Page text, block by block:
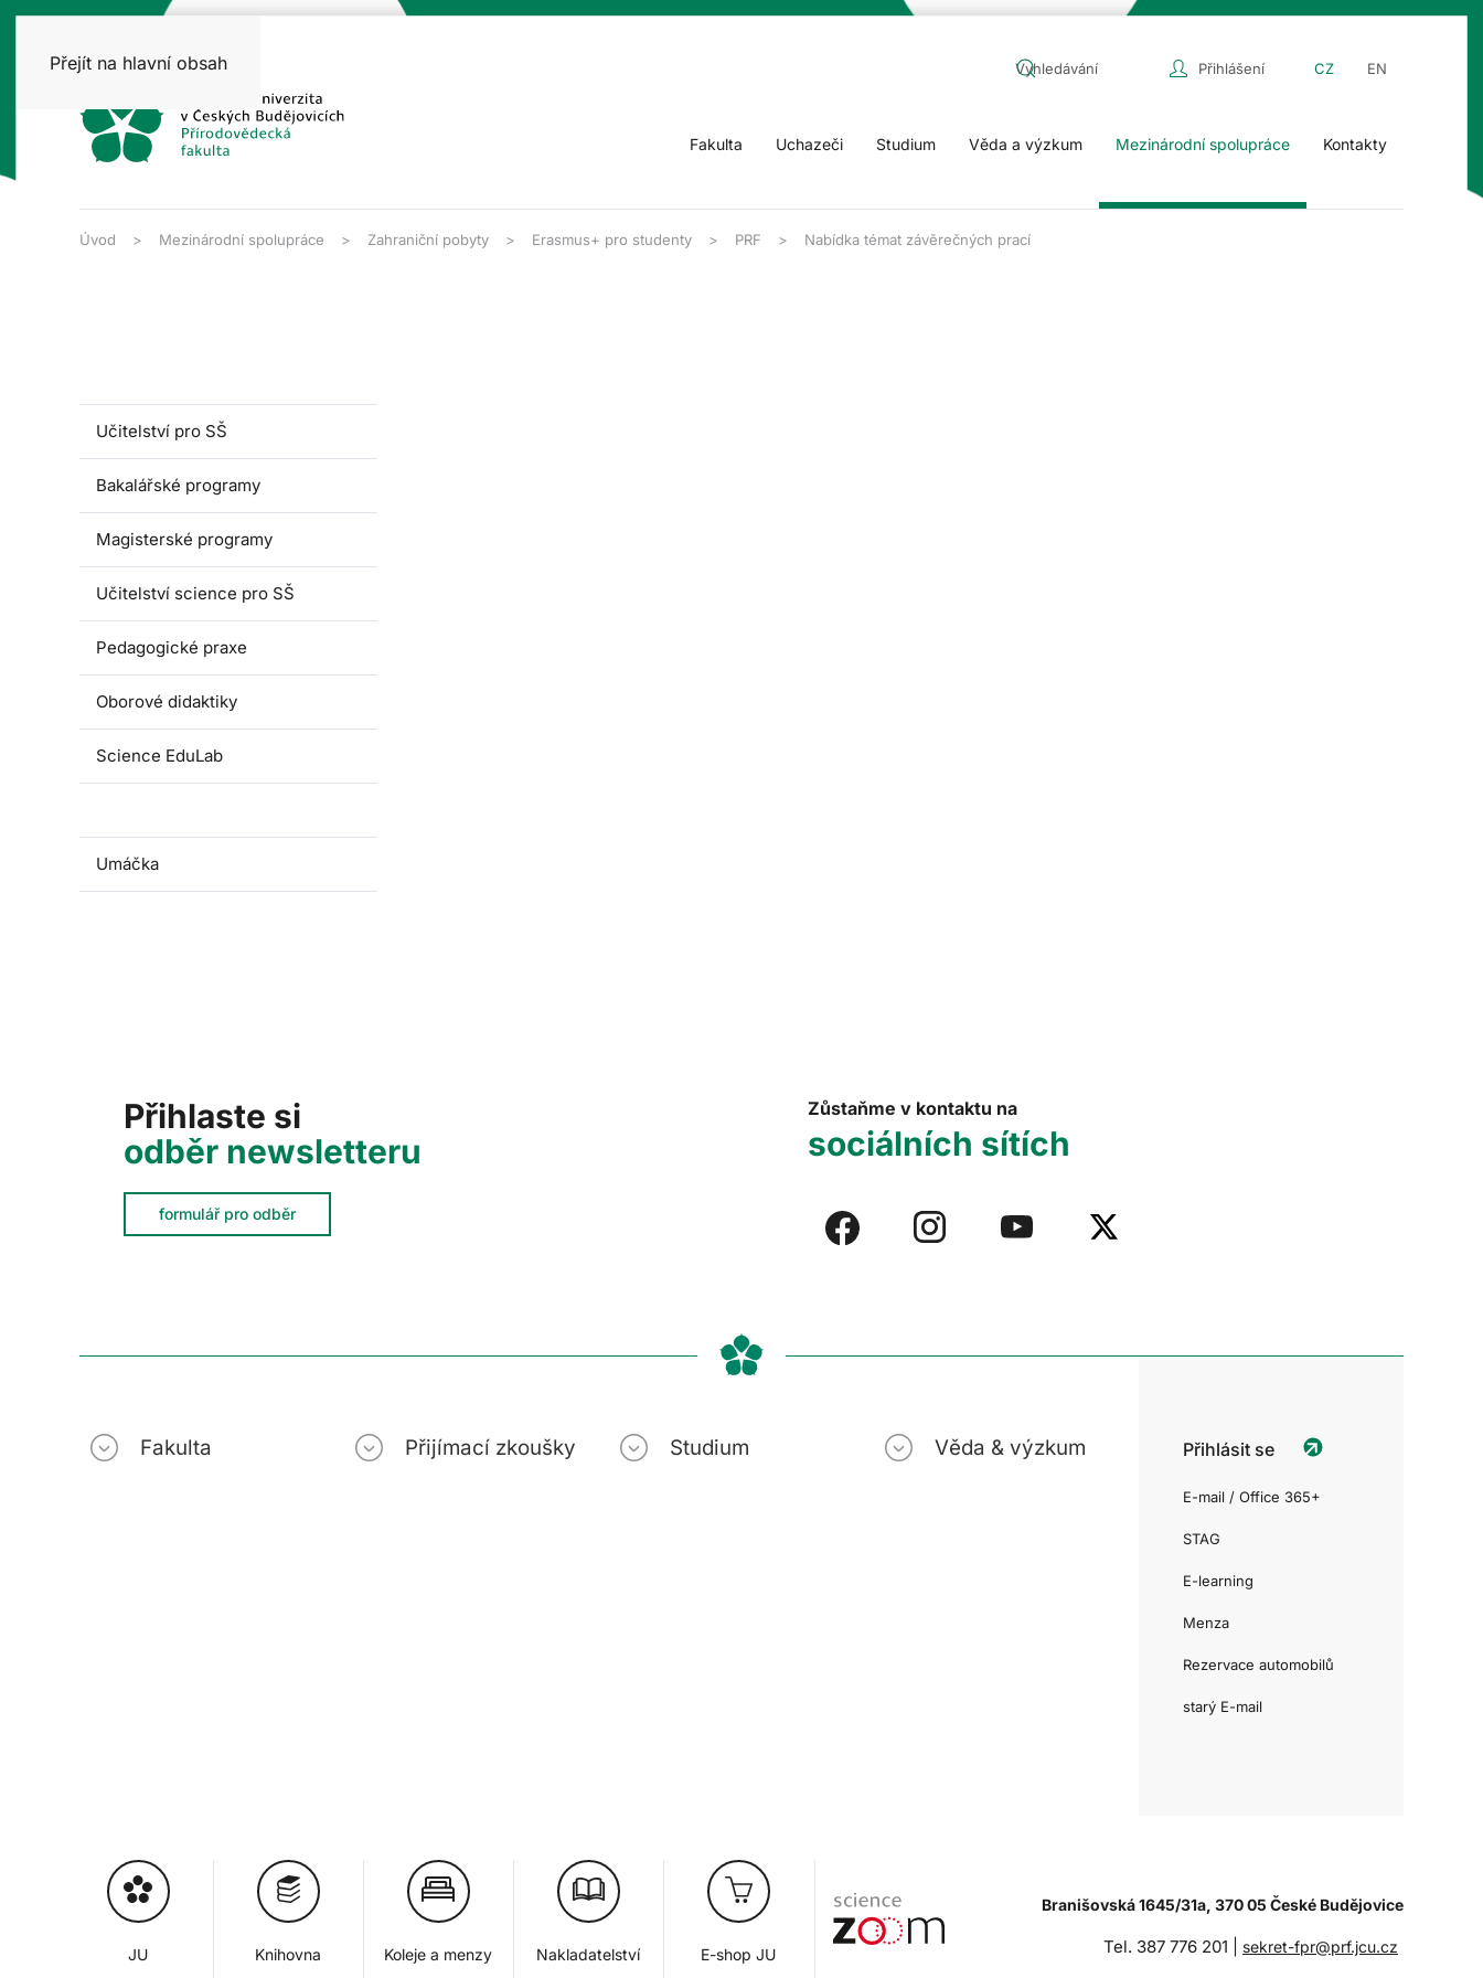
Přejít na hlavní obsah Přihlášení CZ EN
Fakulta Uchazeči Studium Věda a výzkum Mezinárodní spolupráce Kontakty
Úvod Mezinárodní spolupráce Zahraniční pobyty Erasmus+ pro studenty PRF Nabídka témat závěrečných prací
Učitelství pro SŠ
Bakalářské programy
Magisterské programy
Učitelství science pro SŠ
Pedagogické praxe
Oborové didaktiky
Science EduLab
Umáčka
Přihlaste si
odběr newsletteru
formulář pro odběr
Zůstaňme v kontaktu na
sociálních sítích
Fakulta Přijímací zkoušky Studium Věda & výzkum Přihlásit se
E-mail / Office 365+
STAG
E-learning
Menza
Rezervace automobilů
starý E-mail
JU Knihovna Koleje a menzy Nakladatelství E-shop JU
Branišovská 1645/31a, 370 05 České Budějovice
Tel. 387 776 201 | sekret-fpr@prf.jcu.cz